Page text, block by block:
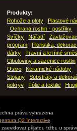
Produkty:
Rohože a ploty
Plastové
Ochrana rostlin - postřiky
Svíčky
Nářadí
program
Floristika,
dárky
Travní a krmné
Cibuloviny a sazenice rostlin
Osivo
Keramické nádoby
Stojany
Substráty a
pokryv
Fólie a textilie
práva vyhrazena
Q2 Interactive
přijatou tržbu u